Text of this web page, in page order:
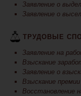
Заявление о
Заявление о
ТРУДОВЫЕ
Заявление на
Взыскание
Заявление о
Взыскание премии
Восстановление